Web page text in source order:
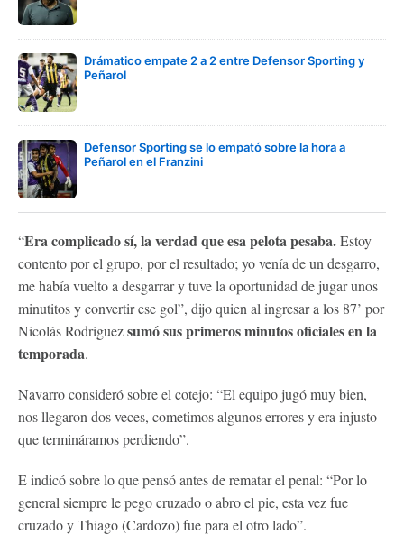
Drámatico empate 2 a 2 entre Defensor Sporting y
Peñarol
Defensor Sporting se lo empató sobre la hora a
Peñarol en el Franzini
“Era complicado sí, la verdad que esa pelota pesaba.Estoy
contento por el grupo, por el resultado; yo venía de un desgarro,
me había vuelto a desgarrar y tuve la oportunidad de jugar unos
minutitos y convertir ese gol”, dijo quien al ingresar a los 87’ por
Nicolás Rodríguezsumó sus primeros minutos oficiales en la
temporada.
Navarro consideró sobre el cotejo: “El equipo jugó muy bien,
nos llegaron dos veces, cometimos algunos errores y era injusto
que termináramos perdiendo”.
E indicó sobre lo que pensó antes de rematar el penal: “Por lo
general siempre le pego cruzado o abro el pie, esta vez fue
cruzado y Thiago (Cardozo) fue para el otro lado”.